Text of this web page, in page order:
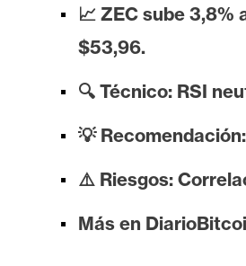
s
N
t
s
e
📈 ZEC sube 3,8%
$53,96.
🔍 Técnico: RSI
💡
⚠️ Riesgos:
Más en